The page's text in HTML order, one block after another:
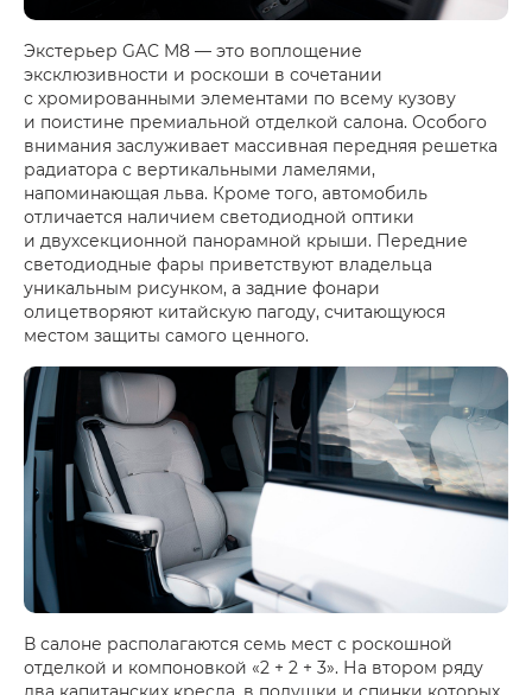
Экстерьер GAC M8 — это воплощение
эксклюзивности и роскоши в сочетании
с хромированными элементами по всему кузову
и поистине премиальной отделкой салона. Особого
внимания заслуживает массивная передняя решетка
радиатора с вертикальными ламелями,
напоминающая льва. Кроме того, автомобиль
отличается наличием светодиодной оптики
и двухсекционной панорамной крыши. Передние
светодиодные фары приветствуют владельца
уникальным рисунком, а задние фонари
олицетворяют китайскую пагоду, считающуюся
местом защиты самого ценного.
В салоне располагаются семь мест с роскошной
отделкой и компоновкой «2 + 2 + 3». На втором ряду